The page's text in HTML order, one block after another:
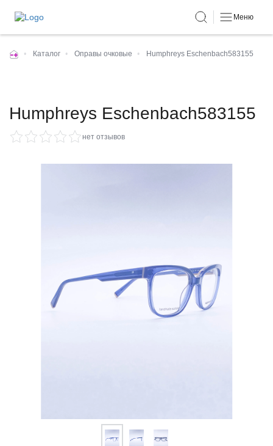
Меню
• Каталог • Оправы очковые • Humphreys Eschenbach583155
Humphreys Eschenbach583155
нет отзывов